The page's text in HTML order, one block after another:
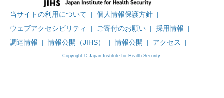
当サイトの利用について | 個人情報保護方針 |
ウェブアクセシビリティ
| ご寄付のお願い | 採用情報
|
調達情報
| 情報公開（JIHS） | 情報公開 | アクセス |
Copyright © Japan Institute for Health Security.